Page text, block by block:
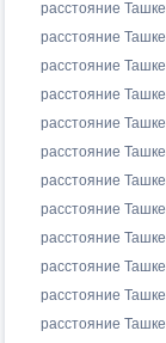
расстояние
расстояние
расстояние
расстояние
расстояние
расстояние
расстояние
расстояние
расстояние
расстояние
расстояние
расстояние